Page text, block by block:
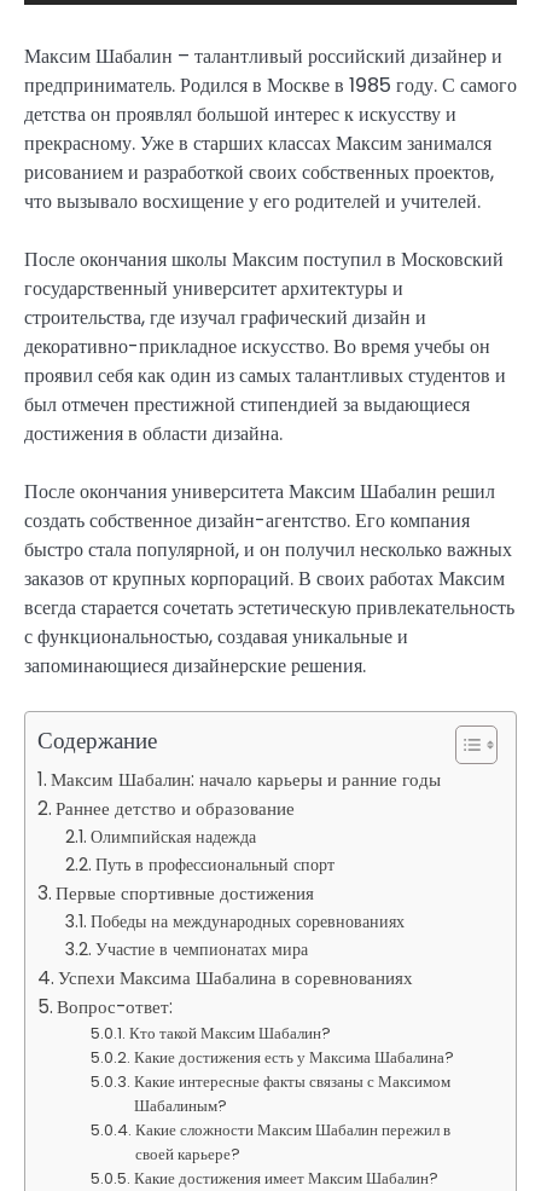
Максим Шабалин – талантливый российский дизайнер и
предприниматель. Родился в Москве в 1985 году. С самого
детства он проявлял большой интерес к искусству и
прекрасному. Уже в старших классах Максим занимался
рисованием и разработкой своих собственных проектов,
что вызывало восхищение у его родителей и учителей.
После окончания школы Максим поступил в Московский
государственный университет архитектуры и
строительства, где изучал графический дизайн и
декоративно-прикладное искусство. Во время учебы он
проявил себя как один из самых талантливых студентов и
был отмечен престижной стипендией за выдающиеся
достижения в области дизайна.
После окончания университета Максим Шабалин решил
создать собственное дизайн-агентство. Его компания
быстро стала популярной, и он получил несколько важных
заказов от крупных корпораций. В своих работах Максим
всегда старается сочетать эстетическую привлекательность
с функциональностью, создавая уникальные и
запоминающиеся дизайнерские решения.
Содержание
Максим Шабалин: начало карьеры и ранние годы
Раннее детство и образование
Олимпийская надежда
Путь в профессиональный спорт
Первые спортивные достижения
Победы на международных соревнованиях
Участие в чемпионатах мира
Успехи Максима Шабалина в соревнованиях
Вопрос-ответ:
Кто такой Максим Шабалин?
Какие достижения есть у Максима Шабалина?
Какие интересные факты связаны с Максимом
Шабалиным?
Какие сложности Максим Шабалин пережил в
своей карьере?
Какие достижения имеет Максим Шабалин?